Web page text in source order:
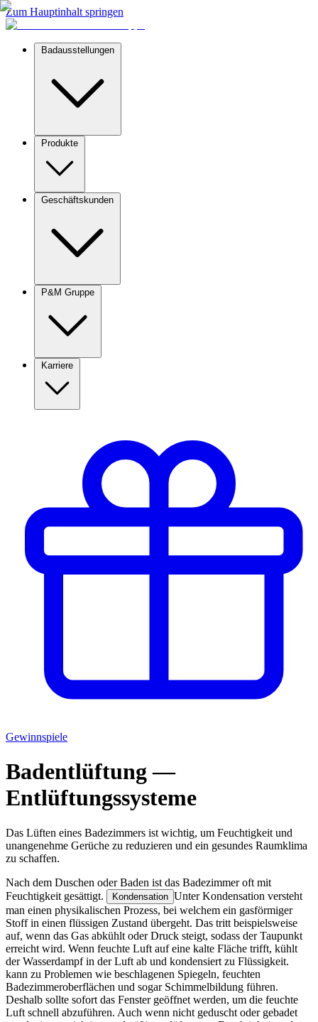
Zum Hauptinhalt springen
Badausstellungen
Produkte
Geschäftskunden
P&M Gruppe
Karriere
Gewinnspiele
Badentlüftung —
Entlüftungssysteme
Das Lüften eines Badezimmers ist wichtig, um Feuchtigkeit und
unangenehme Gerüche zu reduzieren und ein gesundes Raumklima
zu schaffen.
Nach dem Duschen oder Baden ist das Badezimmer oft mit
Feuchtigkeit gesättigt.
Kondensation Unter Kondensation versteht
man einen physikalischen Prozess, bei welchem ein gasförmiger
Stoff in einen flüssigen Zustand übergeht. Das tritt beispielsweise
auf, wenn das Gas abkühlt oder Druck steigt, sodass der Taupunkt
erreicht wird. Wenn feuchte Luft auf eine kalte Fläche trifft, kühlt
der Wasserdampf in der Luft ab und kondensiert zu Flüssigkeit.
kann zu Problemen wie beschlagenen Spiegeln, feuchten
Badezimmeroberflächen und sogar Schimmelbildung führen.
Deshalb sollte sofort das Fenster geöffnet werden, um die feuchte
Luft schnell abzuführen. Auch wenn nicht geduscht oder gebadet